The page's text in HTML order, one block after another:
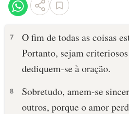
VERSÍCULOS
PALAVRA DO DIA
DEVOCIONAL DIÁRIO
7
O fim de todas as coisas
Portanto, sejam
dediquem-se à oração.
8
Sobretudo, amem-se
outros, porque o amor